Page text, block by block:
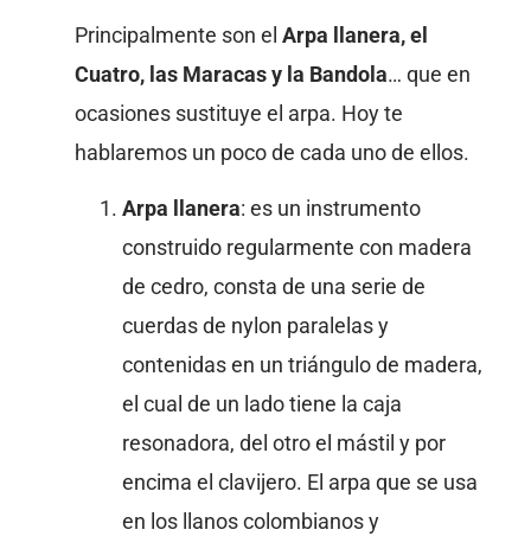
Principalmente son el Arpa llanera, el
Cuatro, las Maracas y la Bandola… que en
ocasiones sustituye el arpa. Hoy te
hablaremos un poco de cada uno de ellos.
Arpa llanera: es un instrumento
construido regularmente con madera
de cedro, consta de una serie de
cuerdas de nylon paralelas y
contenidas en un triángulo de madera,
el cual de un lado tiene la caja
resonadora, del otro el mástil y por
encima el clavijero. El arpa que se usa
en los llanos colombianos y